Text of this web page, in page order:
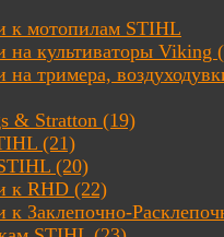
к мотопилам STIHL
на культиваторы Viking
на тримера,
& Stratton (19)
(21)
(20)
к RHD (22)
к Заклепочно-